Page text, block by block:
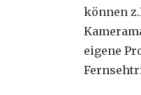
können
eigene